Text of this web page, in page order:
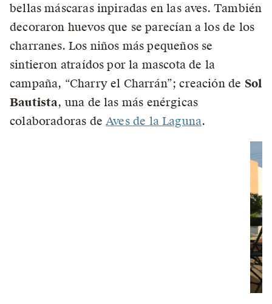
bellas máscaras inpiradas en las aves. También
decoraron huevos que se parecían a los de los
charranes. Los niños más pequeños se
sintieron atraídos por la mascota de la
campaña, “Charry el Charrán”; creación de Sol
Bautista, una de las más enérgicas
colaboradoras deAves de la Laguna.